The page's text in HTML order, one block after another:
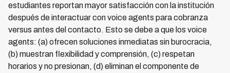
estudiantes reportan mayor satisfacción con la institución
después de interactuar con voice agents para cobranza
versus antes del contacto. Esto se debe a que los voice
agents: (a) ofrecen soluciones inmediatas sin burocracia,
(b) muestran flexibilidad y comprensión, (c) respetan
horarios y no presionan, (d) eliminan el componente de